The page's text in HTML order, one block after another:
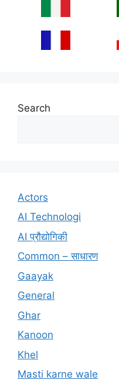
Search
Actors
AI Technologi
AI प्रौद्योगिकी
Common – साधारण
Gaayak
General
Ghar
Kanoon
Khel
Masti karne wale